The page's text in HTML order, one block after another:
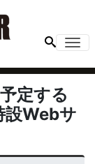
定する
設Webサ